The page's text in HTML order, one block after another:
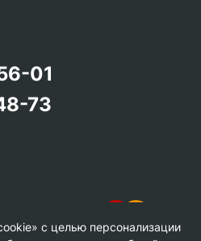
01
73
с целью персонализации